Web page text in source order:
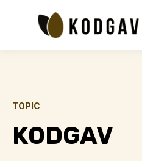
TOPIC
KODGAV